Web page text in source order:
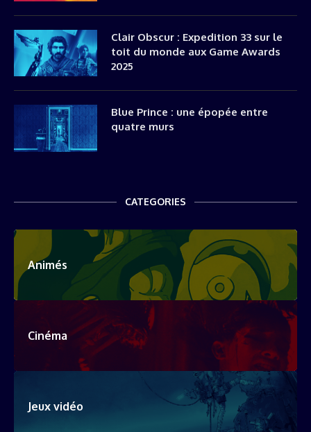
Clair Obscur : Expedition 33 sur le
toit du monde aux Game Awards
2025
Blue Prince : une épopée entre
quatre murs
CATEGORIES
Animés
Cinéma
Jeux vidéo